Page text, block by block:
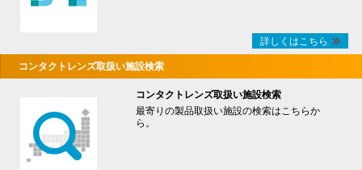
詳しくはこちら
コンタクトレンズ取扱い施設検索
コンタクトレンズ取扱い施設検索
最寄りの製品取扱い施設の検索はこちらか
ら。